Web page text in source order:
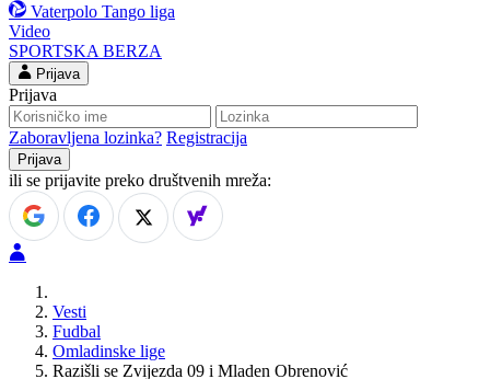
Vaterpolo Tango liga
Video
SPORTSKA BERZA
Prijava
Prijava
Zaboravljena lozinka? Registracija
ili se prijavite preko društvenih mreža:
Vesti
Fudbal
Omladinske lige
Razišli se Zvijezda 09 i Mladen Obrenović